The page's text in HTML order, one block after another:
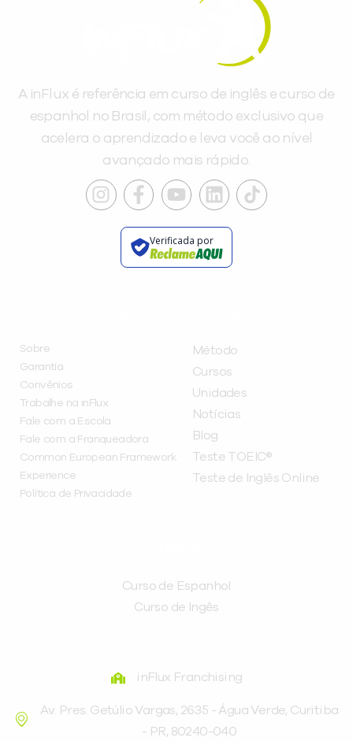
A inFlux é referência em curso de inglês e curso de
espanhol no Brasil, com método exclusivo que
acelera o aprendizado e leva você ao nível
avançado mais rápido.
Verificada por
Sobre
Garantia
Convênios
Trabalhe na inFlux
Fale com a Escola
Fale com a Franqueadora
Common European Framework
Experience
Política de Privacidade
Método
Cursos
Unidades
Notícias
Blog
Teste TOEIC®
Teste de Inglês Online
Curso de Espanhol
Curso de Ingês
inFlux Franchising
Av. Pres. Getúlio Vargas, 2635 - Água Verde, Curitiba
- PR, 80240-040